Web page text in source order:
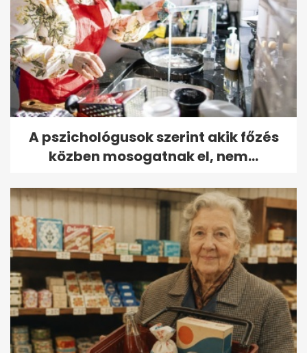
A pszichológusok szerint akik főzés
közben mosogatnak el, nem...